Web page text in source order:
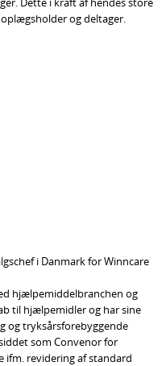
og deltager.
i Danmark for Winncare
hjælpemiddelbranchen og
til hjælpemidler og har sine
og tryksårsforebyggende
som Convenor for
ifm. revidering af standard